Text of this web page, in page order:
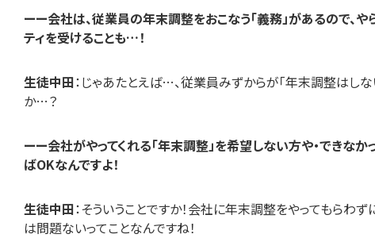
ーー会社は、従業員の年末調整をおこなう「義務」があるので、
ティを受けることも…！
生徒中田：じゃあたとえば…、従業員みずからが「年末調整はしな
か…？
ーー会社がやってくれる「年末調整」を希望しない方や・できなか
ばOKなんですよ！
生徒中田：そういうことですか！会社に年末調整をやってもらわ
は問題ないってことなんですね！